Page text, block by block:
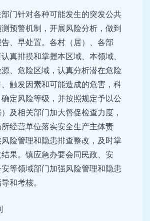
门针对各种可能发生的突发公共
预警机制，开展风险分析，做到
、早处置。各村（居）、各部
真排摸和掌握本区域、本领域、
、危险区域，认真分析潜在危险
触发因素和可能造成的危害，科
定风险等级，并按照规定予以公
及相关部门加大督促检查力度，
经营单位落实安全生产主体责
险管理和隐患排查整改，及时掌
果。镇应急办要会同民政、安
等领域部门加强风险管理和隐患
和考核。